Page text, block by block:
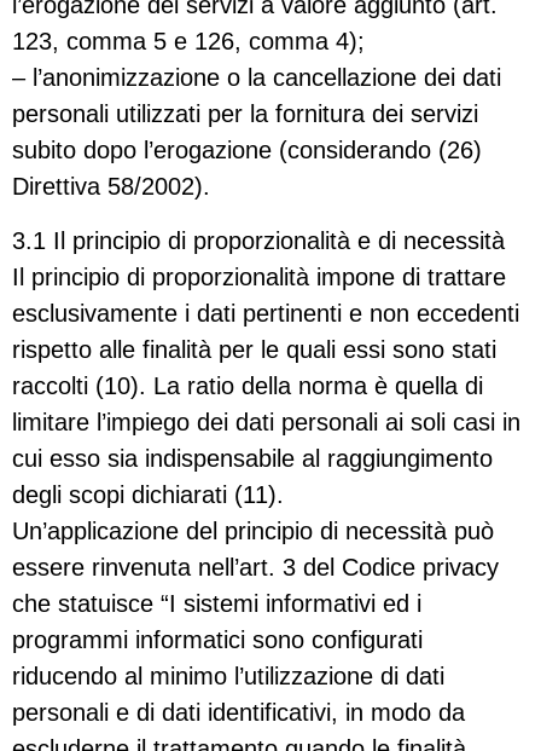
123, comma 5 e 126, comma 4);
– l’anonimizzazione o la cancellazione dei dati
personali utilizzati per la fornitura dei servizi
subito dopo l’erogazione (considerando (26)
Direttiva 58/2002).
3.1 Il principio di proporzionalità e di necessità
Il principio di proporzionalità impone di trattare
esclusivamente i dati pertinenti e non eccedenti
rispetto alle finalità per le quali essi sono stati
raccolti (10). La ratio della norma è quella di
limitare l’impiego dei dati personali ai soli casi in
cui esso sia indispensabile al raggiungimento
degli scopi dichiarati (11).
Un’applicazione del principio di necessità può
essere rinvenuta nell’art. 3 del Codice privacy
che statuisce “I sistemi informativi ed i
programmi informatici sono configurati
riducendo al minimo l’utilizzazione di dati
personali e di dati identificativi, in modo da